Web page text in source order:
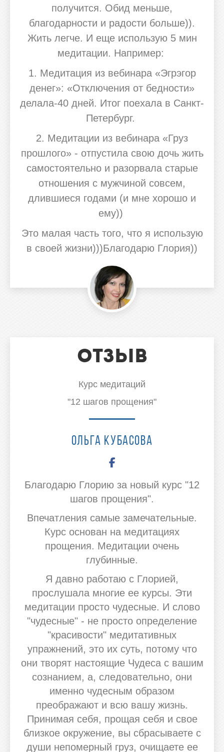
получится. Обид меньше,
благодарности и радости больше)).
Жить легче. И еще использую 5 мин
медитации. Например:
1. Медитация из вебинара «Эгрэгор
денег»: «Отключения от бедности»
делала-40 дней. Итог поехала в Санкт-
Петербург.
2. Медитации из вебинара «Груз
прошлого» - отпустила свою дочь жить
самостоятельно и разорвала старые
отношения с мужчиной совсем,
длившиеся годами (и мне хорошо и
ему))
Это малая часть того, что я использую
в своей жизни)))Благодарю Глория))
Отзыв
Курс медитаций
"12 шагов прощения"
Ольга Кубасова
Благодарю Глорию за новый курс "12
шагов прощения".
Впечатления самые замечательные.
Курс основан на медитациях
прощения. Медитации очень
глубинные.
Я давно работаю с Глорией,
прослушала многие ее курсы. Эти
медитации просто чудесные. И слово
"чудесные" - не просто определение
"красивости" медитативных
упражнений, это их суть, потому что
они творят настоящие Чудеса с вашим
сознанием, а, следовательно, они
именно чудесным образом
преображают и всю вашу жизнь.
Принимая себя, прощая себя и свое
близкое окружение, вы сбрасываете с
души непомерный груз, очищаете ее